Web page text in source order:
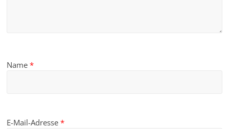
Name*
E-Mail-Adresse*